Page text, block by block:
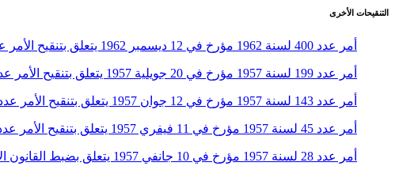
التنقيحات الأخرى
أمر عدد 400 لسنة 1962 مؤرخ في 12 ديسمبر 1962 يتعلق بتنقيح الأمر عدد 28 لسنة 1957 المؤرخ في 10 جانفي 1957 المتعلق بضبط القانون الأساسي للضباط المباشرين وضباط الصف النظاميين بالجيش
أمر عدد 199 لسنة 1957 مؤرخ في 20 جويلية 1957 يتعلق بتنقيح الأمر عدد 28 لسنة 1957 المؤرخ في 10 جانفي 1957 المتعلق بضبط القانون الأساسي للضباط المباشرين وضباط الصف النظاميين بالجيش
أمر عدد 143 لسنة 1957 مؤرخ في 12 جوان 1957 يتعلق بتنقيح الأمر عدد 28 لسنة 1957 المؤرخ في 10 جانفي 1957 المتعلق بضبط القانون الأساسي للضباط المباشرين وضباط الصف النظاميين بالجيش
أمر عدد 45 لسنة 1957 مؤرخ في 11 فيفري 1957 يتعلق بتنقيح الأمر عدد 28 لسنة 1957 المؤرخ في 10 جانفي 1957 المتعلق بضبط القانون الأساسي للضباط المباشرين وضباط الصف النظاميين بالجيش
أمر عدد 28 لسنة 1957 مؤرخ في 10 جانفي 1957 يتعلق بضبط القانون الأساسي للضباط المباشرين وضباط الصف النظاميين بالجيش (إصلاح غلط)